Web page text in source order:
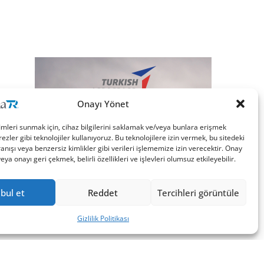
Onayı Yönet
sunmak için, cihaz bilgilerini saklamak ve/veya bunlara erişmek
gibi teknolojiler kullanıyoruz. Bu teknolojilere izin vermek, bu sitedeki
veya benzersiz kimlikler gibi verileri işlememize izin verecektir. Onay
onayı geri çekmek, belirli özellikleri ve işlevleri olumsuz etkileyebilir.
et Reddet Tercihleri görüntüle
Gizlilik Politikası